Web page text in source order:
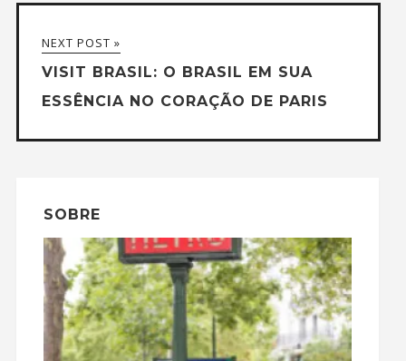
NEXT POST »
VISIT BRASIL: O BRASIL EM SUA
ESSÊNCIA NO CORAÇÃO DE PARIS
SOBRE